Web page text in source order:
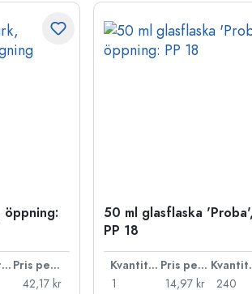
Kvantitet
Pris per styck
42,17 kr
50 ml glasflaska
PP 18
Kvantitet Pris per styck
1
14,97 kr
240